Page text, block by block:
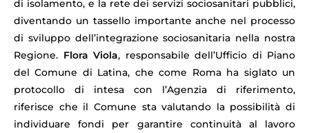
di isolamento, e la rete dei servizi sociosanitari pubblici,
diventando un tassello importante anche nel processo
di sviluppo dell’integrazione sociosanitaria nella nostra
Regione. Flora Viola, responsabile dell’Ufficio di Piano
del Comune di Latina, che come Roma ha siglato un
protocollo di intesa con l’Agenzia di riferimento,
riferisce che il Comune sta valutando la possibilità di
individuare fondi per garantire continuità al lavoro